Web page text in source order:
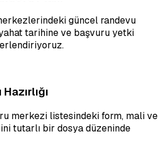
güncel randevu
tarihine ve başvuru yetki
merkezi listesindeki form, mali ve
tutarlı bir dosya düzeninde